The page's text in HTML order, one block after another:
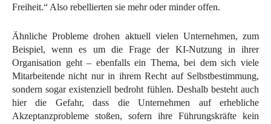
Freiheit.“ Also rebellierten sie mehr oder minder offen.
Ähnliche Probleme drohen aktuell vielen Unternehmen, zum
Beispiel, wenn es um die Frage der KI-Nutzung in ihrer
Organisation geht – ebenfalls ein Thema, bei dem sich viele
Mitarbeitende nicht nur in ihrem Recht auf Selbstbestimmung,
sondern sogar existenziell bedroht fühlen. Deshalb besteht auch
hier die Gefahr, dass die Unternehmen auf erhebliche
Akzeptanzprobleme stoßen, sofern ihre Führungskräfte kein